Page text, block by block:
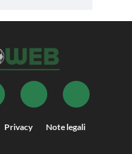
Privacy Note legali